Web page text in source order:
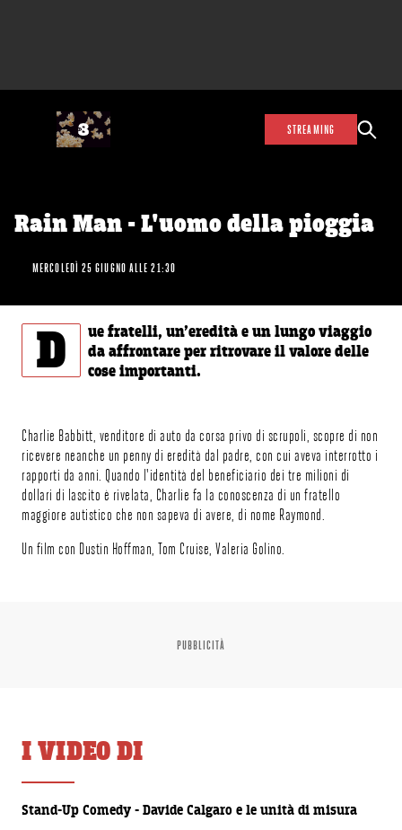
STREAMING
Rain Man - L'uomo della pioggia
MERCOLEDÌ 25 GIUGNO ALLE 21:30
D
ue fratelli, un’eredità e un lungo viaggio
da affrontare per ritrovare il valore delle
cose importanti.
Charlie Babbitt, venditore di auto da corsa privo di scrupoli, scopre di non
ricevere neanche un penny di eredità dal padre, con cui aveva interrotto i
rapporti da anni. Quando l'identità del beneficiario dei tre milioni di
dollari di lascito è rivelata, Charlie fa la conoscenza di un fratello
maggiore autistico che non sapeva di avere, di nome Raymond.
Un film con Dustin Hoffman, Tom Cruise, Valeria Golino.
PUBBLICITÀ
I VIDEO DI
Stand-Up Comedy - Davide Calgaro e le unità di misura
00:01:10